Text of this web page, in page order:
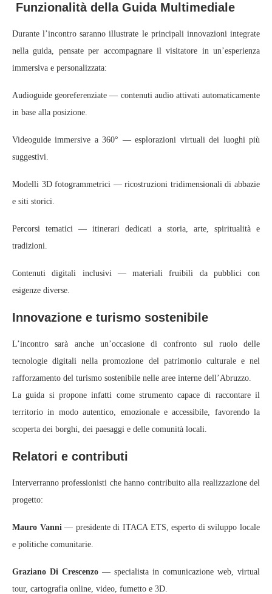
Funzionalità della Guida Multimediale
Durante l’incontro saranno illustrate le principali innovazioni integrate
nella guida, pensate per accompagnare il visitatore in un’esperienza
immersiva e personalizzata:
Audioguide georeferenziate — contenuti audio attivati automaticamente
in base alla posizione.
Videoguide immersive a 360° — esplorazioni virtuali dei luoghi più
suggestivi.
Modelli 3D fotogrammetrici — ricostruzioni tridimensionali di abbazie
e siti storici.
Percorsi tematici — itinerari dedicati a storia, arte, spiritualità e
tradizioni.
Contenuti digitali inclusivi — materiali fruibili da pubblici con
esigenze diverse.
Innovazione e turismo sostenibile
L’incontro sarà anche un’occasione di confronto sul ruolo delle
tecnologie digitali nella promozione del patrimonio culturale e nel
rafforzamento del turismo sostenibile nelle aree interne dell’Abruzzo.
La guida si propone infatti come strumento capace di raccontare il
territorio in modo autentico, emozionale e accessibile, favorendo la
scoperta dei borghi, dei paesaggi e delle comunità locali.
Relatori e contributi
Interverranno professionisti che hanno contribuito alla realizzazione del
progetto:
Mauro Vanni— presidente di ITACA ETS, esperto di sviluppo locale
e politiche comunitarie.
Graziano Di Crescenzo — specialista in comunicazione web, virtual
tour, cartografia online, video, fumetto e 3D.